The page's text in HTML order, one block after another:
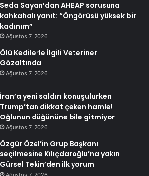
Seda Sayan’dan AHBAP sorusuna
kahkahalı yanıt: “Öngörüsü yüksek bir
kadınım”
Ağustos 7, 2026
Ölü Kedilerle İlgili Veteriner
Gözaltında
Ağustos 7, 2026
İran’a yeni saldırı konuşulurken
Trump’tan dikkat çeken hamle!
Oğlunun düğününe bile gitmiyor
Ağustos 7, 2026
Özgür Özel’in Grup Başkanı
seçilmesine Kılıçdaroğlu’na yakın
Gürsel Tekin’den ilk yorum
Ağustos 7, 2026